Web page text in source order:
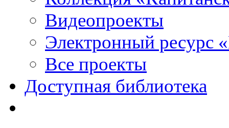
Видеопроекты
Электронный ресурс
Все проекты
Доступная библиотека